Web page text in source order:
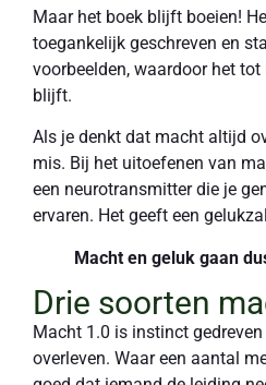
Maar het boek blijft boeien!
toegankelijk geschreven en
voorbeelden, waardoor het
blijft.
Als je denkt dat macht altijd
mis. Bij het uitoefenen van
een neurotransmitter die je
ervaren. Het geeft een
Macht en geluk gaan
Drie soorten
Macht 1.0 is instinct
overleven. Waar een aantal